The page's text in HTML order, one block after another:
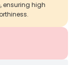
ensuring high